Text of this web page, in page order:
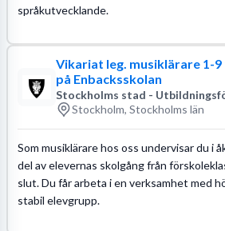
språkutvecklande.
Vikariat leg. musiklärare 1-
på Enbacksskolan
Stockholms stad -
Stockholm, Stockholms län
Som musiklärare hos oss undervisar du i
del av elevernas skolgång från
slut. Du får arbeta i en verksamhet med
stabil elevgrupp.